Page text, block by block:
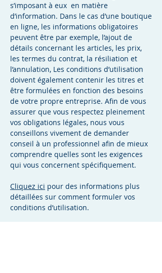
s’imposant à eux en matière
d’information. Dans le cas d’une boutique
en ligne, les informations obligatoires
peuvent être par exemple, l’ajout de
détails concernant les articles, les prix,
les termes du contrat, la résiliation et
l’annulation, Les conditions d’utilisation
doivent également contenir les titres et
être formulées en fonction des besoins
de votre propre entreprise. Afin de vous
assurer que vous respectez pleinement
vos obligations légales, nous vous
conseillons vivement de demander
conseil à un professionnel afin de mieux
comprendre quelles sont les exigences
qui vous concernent spécifiquement.
Cliquez ici pour des informations plus
détaillées sur comment formuler vos
conditions d’utilisation.